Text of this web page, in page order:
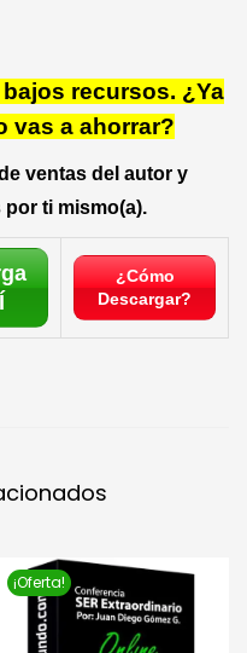
recursos. ¿Ya
vas a ahorrar?
ventas del autor y
ti mismo(a).
¿Cómo
Descargar?
¡Oferta!